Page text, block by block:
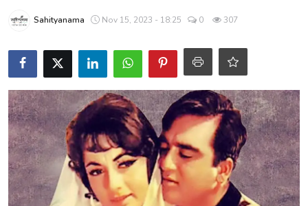
यात्रावृत्तांत
उपन्यास
सिनेमा
शायरी
Sahityanama Nov 15, 2023 - 18:25 0 307